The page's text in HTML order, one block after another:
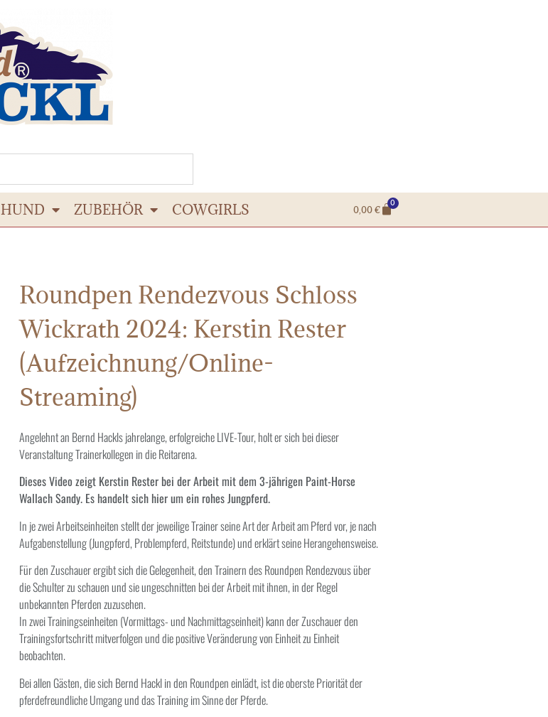
HUND ZUBEHÖR COWGIRLS 0,00€
0
Roundpen Rendezvous Schloss
Wickrath 2024: Kerstin Rester
(Aufzeichnung/Online-
Streaming)
Angelehnt an Bernd Hackls jahrelange, erfolgreiche LIVE-Tour, holt er sich bei dieser
Veranstaltung Trainerkollegen in die Reitarena.
Dieses Video zeigt Kerstin Rester bei der Arbeit mit dem 3-jährigen Paint-Horse
Wallach Sandy. Es handelt sich hier um ein rohes Jungpferd.
In je zwei Arbeitseinheiten stellt der jeweilige Trainer seine Art der Arbeit am Pferd vor, je nach
Aufgabenstellung (Jungpferd, Problempferd, Reitstunde) und erklärt seine Herangehensweise.
Für den Zuschauer ergibt sich die Gelegenheit, den Trainern des Roundpen Rendezvous über
die Schulter zu schauen und sie ungeschnitten bei der Arbeit mit ihnen, in der Regel
unbekannten Pferden zuzusehen.
In zwei Trainingseinheiten (Vormittags- und Nachmittagseinheit) kann der Zuschauer den
Trainingsfortschritt mitverfolgen und die positive Veränderung von Einheit zu Einheit
beobachten.
Bei allen Gästen, die sich Bernd Hackl in den Roundpen einlädt, ist die oberste Priorität der
pferdefreundliche Umgang und das Training im Sinne der Pferde.